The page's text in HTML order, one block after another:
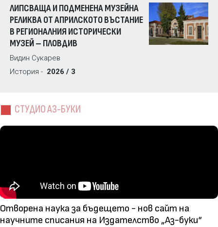
ЛИПСВАЩА И ПОДМЕНЕНА МУЗЕЙНА
РЕЛИКВА ОТ АПРИЛСКОТО ВЪСТАНИЕ
В РЕГИОНАЛНИЯ ИСТОРИЧЕСКИ
МУЗЕЙ – ПЛОВДИВ
Видин Сукарев
История - 2026 / 3
СТУДИО АЗ-БУКИ
Отворена наука за бъдещето - нов сайт на
научните списания на Издателство „Аз-буки“